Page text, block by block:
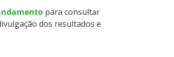
para consultar
dos resultados e